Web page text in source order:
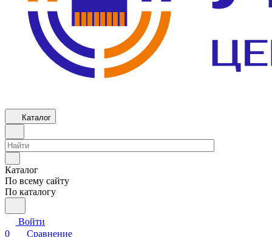
Каталог
Каталог
По всему сайту
По каталогу
Войти
0
Сравнение